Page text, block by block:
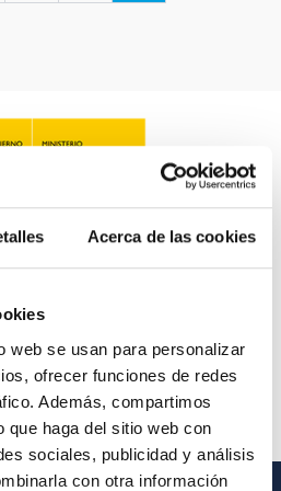
Acerca de las cookies
web se usan para personalizar
ofrecer funciones de redes
Además, compartimos
que haga del sitio web con
sociales, publicidad y análisis
con otra información